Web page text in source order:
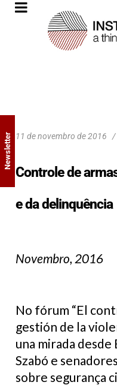
11 de novembro de 2016
Controle de
e da delinquência
Novembro, 2016
No fórum “El
gestión de la
una mirada desde
Szabó e
sobre segurança
Newsletter